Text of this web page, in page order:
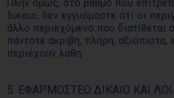
Πλην όμως, στο βαθμό που
δίκαιο, δεν εγγυόμαστε ότι οι
άλλο περιεχόμενο που διατίθεται
πάντοτε ακριβή, πλήρη,
περιέχουν λάθη.
5. ΕΦΑΡΜΟΣΤΕΟ ΔΙΚΑΙΟ ΚΑΙ